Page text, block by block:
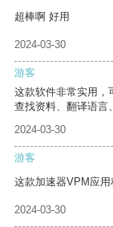
超棒啊 好用
2024-03-30
游客
这款软件非常实用，
查找资料、翻译语言
2024-03-30
游客
这款加速器VPM应用
2024-03-30